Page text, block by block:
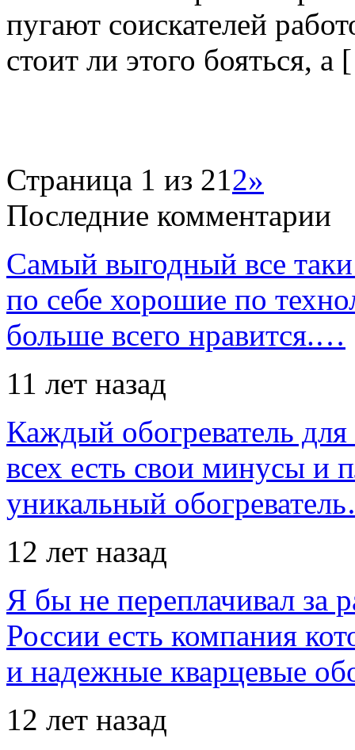
пугают соискателей
стоит ли этого бояться,
Страница 1 из 212»
Последние комментарии
Самый выгодный все таки
по себе хорошие по
больше всего нравится.…
11 лет назад
Каждый обогреватель
всех есть свои минусы и
уникальный
12 лет назад
Я бы не переплачивал за
России есть компания
и надежные кварцевые
12 лет назад